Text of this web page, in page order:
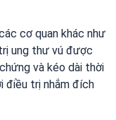
cơ quan khác như
ung thư vú được
và kéo dài thời
điều trị nhắm đích